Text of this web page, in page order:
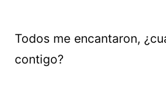
Todos me encantaron,
contigo?